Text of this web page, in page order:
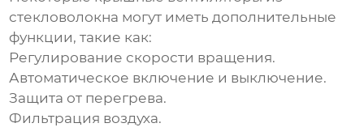
стекловолокна могут иметь дополнительные
функции, такие как:
Регулирование скорости вращения.
Автоматическое включение и выключение.
Защита от перегрева.
Фильтрация воздуха.